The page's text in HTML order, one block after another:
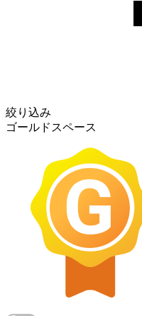
絞り込み
ゴールドスペース